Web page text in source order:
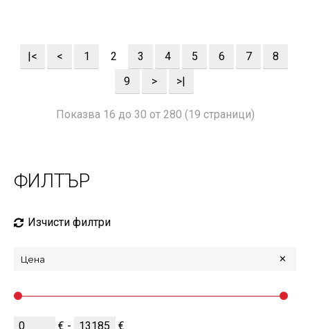
|< < 1 2 3 4 5 6 7
8
9
> >|
Показва 16 до 30 от 280 (19 страници)
ФИЛТЪР
Изчисти филтри
Цена
€ - €